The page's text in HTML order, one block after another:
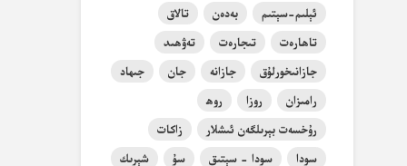
ئېلىم-سېتىم
بەدەن
تالاق
تاھارەت
تىجارەت
تەۋھىد
جازانىخورلۇق
جازانە جان
جىھاد
رامىزان
روزا
روھ
رۇخسەت بېرىلگەن ئىشلار
زاكات
سودا
سودا - سېتىق سۇ
شېرىك